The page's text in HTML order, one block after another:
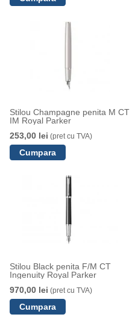
Stilou Champagne penita M CT
IM Royal Parker
253,00 lei (pret cu TVA)
Stilou Black penita F/M CT
Ingenuity Royal Parker
970,00 lei (pret cu TVA)